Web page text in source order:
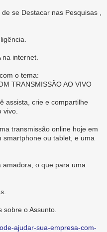
se Destacar nas Pesquisas ,
internet.
o tema:
TRANSMISSÃO AO VIVO
assista, crie e compartilhe
transmissão online hoje em
smartphone ou tablet, e uma
o que para uma
o Assunto.
ajudar-sua-empresa-com-